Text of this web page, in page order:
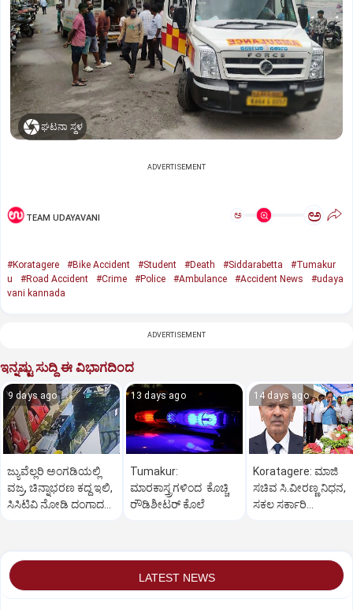
ಘಟನಾ ಸ್ಥಳ
ADVERTISEMENT
TEAM UDAYAVANI ಅ ಅ
#Koratagere #Bike Accident #Student #Death #Siddarabetta
#Tumakur
u
#Road Accident #Crime #Police #Ambulance #Accident News
#udaya
vani kannada
ADVERTISEMENT
ಇನ್ನಷ್ಟು ಸುದ್ದಿ ಈ ವಿಭಾಗದಿಂದ
9 days ago
ಜ್ಯುವೆಲ್ಲರಿ ಅಂಗಡಿಯಲ್ಲಿ
ವಜ್ರ, ಚಿನ್ನಾಭರಣ ಕದ್ದ ಇಲಿ,
ಸಿಸಿಟಿವಿ ನೋಡಿ ದಂಗಾದ
13 days ago
Tumakur:
ಮಾರಕಾಸ್ತ್ರಗಳಿಂದ ಕೊಚ್ಚಿ
ರೌಡಿಶೀಟರ್ ಕೊಲೆ
14 days ago
Koratagere: ಮಾಜಿ
ಸಚಿವ ಸಿ.ವೀರಣ್ಣ ನಿಧನ,
ಸಕಲ ಸರ್ಕಾರಿ
LATEST NEWS